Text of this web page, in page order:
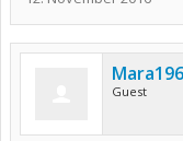
Guest